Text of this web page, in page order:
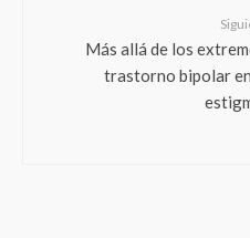
Más allá de los
trastorno bipolar